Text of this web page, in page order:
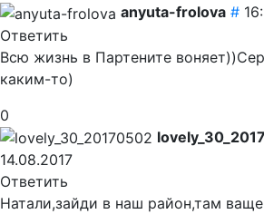
anyuta-frolova #
Ответить
Всю жизнь в Партените
каким-то)
0
14.08.2017
Ответить
Натали,зайди в наш район,там